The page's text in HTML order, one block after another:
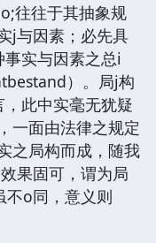
往于其抽象规
j与因素；必先具
实与因素之总i
）。局j构
此中实毫无犹疑
一面由法律之规定
之局构而成，随我
果固可，谓为局
不o同，意义则